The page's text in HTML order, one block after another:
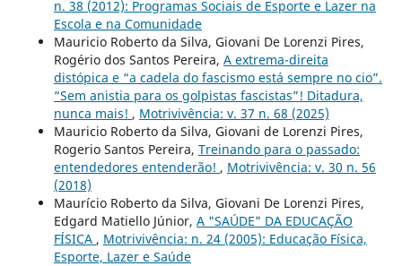
n. 38 (2012): Programas Sociais de Esporte e Lazer na
Escola e na Comunidade
Mauricio Roberto da Silva, Giovani De Lorenzi Pires,
Rogério dos Santos Pereira, A extrema-direita
distópica e “a cadela do fascismo está sempre no cio”.
“Sem anistia para os golpistas fascistas”! Ditadura,
nunca mais! , Motrivivência: v. 37 n. 68 (2025)
Mauricio Roberto da Silva, Giovani de Lorenzi Pires,
Rogerio Santos Pereira, Treinando para o passado:
entendedores entenderão! , Motrivivência: v. 30 n. 56
(2018)
Maurício Roberto da Silva, Giovani De Lorenzi Pires,
Edgard Matiello Júnior, A "SAÚDE" DA EDUCAÇÃO
FÍSICA , Motrivivência: n. 24 (2005): Educação Física,
Esporte, Lazer e Saúde